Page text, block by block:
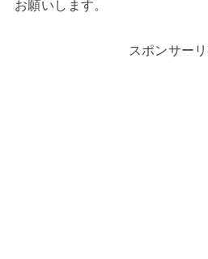
お願いします。
スポンサー